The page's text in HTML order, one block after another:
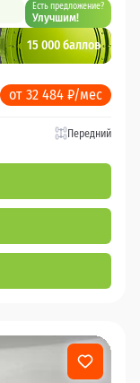
Есть предложение?
Улучшим!
15 000 баллов
от 32 484 ₽/мес
Передний